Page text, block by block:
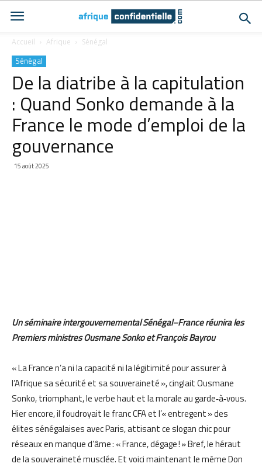
Accueil Afrique Sénégal
Sénégal
De la diatribe à la capitulation
: Quand Sonko demande à la
France le mode d’emploi de la
gouvernance
15 août 2025
Un séminaire intergouvernemental Sénégal–France réunira les
Premiers ministres Ousmane Sonko et François Bayrou
« La France n’a ni la capacité ni la légitimité pour assurer à
l’Afrique sa sécurité et sa souveraineté », cinglait Ousmane
Sonko, triomphant, le verbe haut et la morale au garde‑à‑vous.
Hier encore, il foudroyait le franc CFA et l’« entregent » des
élites sénégalaises avec Paris, attisant ce slogan chic pour
réseaux en manque d’âme : « France, dégage ! » Bref, le héraut
de la souveraineté musclée. Et voici maintenant le même Don